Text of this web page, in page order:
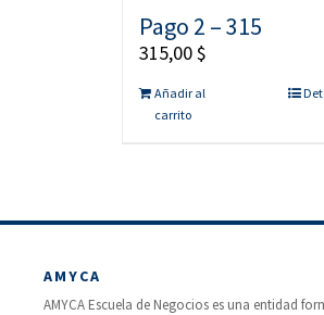
Pago 2 – 315
315,00$
Añadir al
carrito
AMYCA
AMYCA Escuela de Negocios es una entidad